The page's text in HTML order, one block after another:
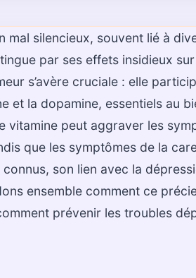
mal silencieux, souvent lié à
par ses effets insidieux
s’avère cruciale : elle
et la dopamine, essentiels au
vitamine peut aggraver les
que les symptômes de la
son lien avec la
ensemble comment ce
prévenir les troubles